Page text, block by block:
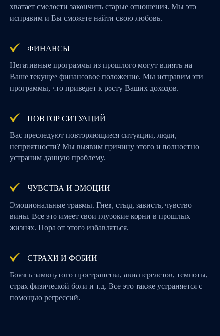
хватает смелости закончить старые отношения. Мы это
исправим и Вы сможете найти свою любовь.
ФИНАНСЫ
Негативные программы из прошлого могут влиять на
Ваше текущее финансовое положение. Мы исправим эти
программы, что приведет к росту Ваших доходов.
ПОВТОР СИТУАЦИЙ
Вас преследуют повторяющиеся ситуации, люди,
неприятности? Мы выявим причину этого и полностью
устраним данную проблему.
ЧУВСТВА И ЭМОЦИИ
Эмоциональные травмы. Гнев, стыд, зависть, чувство
вины. Все это имеет свои глубокие корни в прошлых
жизнях. Пора от этого избавляться.
СТРАХИ И ФОБИИ
Боязнь замкнутого пространства, авиаперелетов, темноты,
страх физической боли и т.д. Все это также устраняется с
помощью регрессий.